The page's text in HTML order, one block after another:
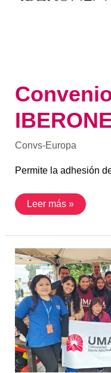
Convs-Europa
Permite la adhesión
Leer más »
Universidad
María
Auxiliadora
Promueve
la
Calidad
Académica
y
el
Compromiso
Social
en
el